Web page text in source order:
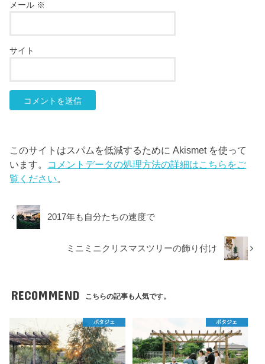
メール ※
サイト
このサイトはスパムを低減するために Akismet を使って
います。 コメントデータの処理方法の詳細はこちらをご
覧ください。
2017年も自分たちの速度で
ミニミニクリスマスツリーの飾り付け
RECOMMEND こちらの記事も人気です。
ポタジェ ポタジェ